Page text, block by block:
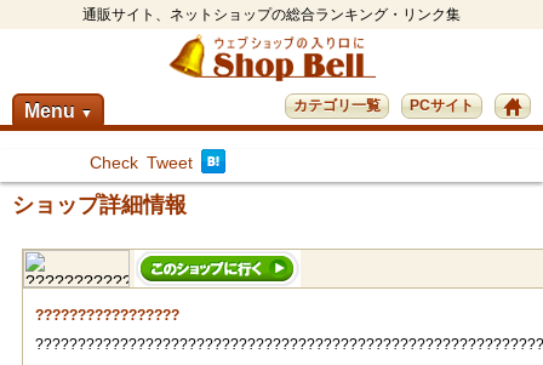
通販サイト、ネットショップの総合ランキング・リンク集
Menu ▼ PCサイト
カテゴリ一覧
Check Tweet
ショップ詳細情報
?????????????????